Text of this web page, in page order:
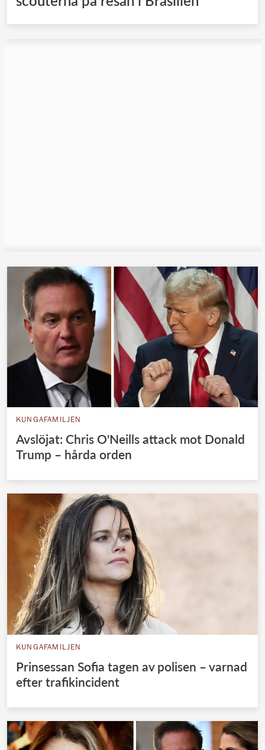
KUNGAFAMILJEN
Avslöjat: Chris O'Neills attack mot Donald
Trump – hårda orden
KUNGAFAMILJEN
Prinsessan Sofia tagen av polisen – varnad
efter trafikincident